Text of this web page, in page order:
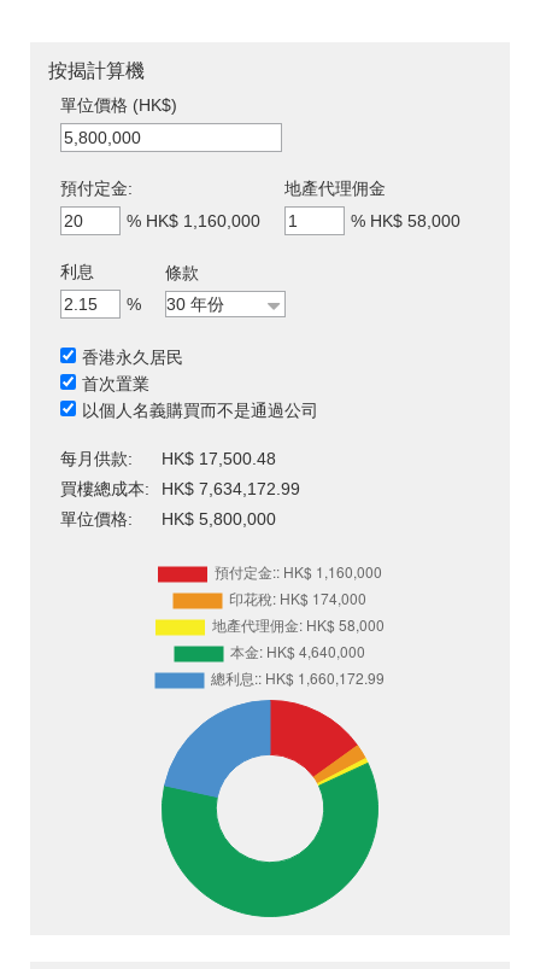
按揭計算機
單位價格 (HK$)
預付定金:
% HK$ 1,160,000
地產代理佣金
% HK$ 58,000
利息
%
條款
香港永久居民
首次置業
以個人名義購買而不是通過公司
每月供款:
HK$ 17,500.48
買樓總成本:
HK$ 7,634,172.99
單位價格:
HK$ 5,800,000